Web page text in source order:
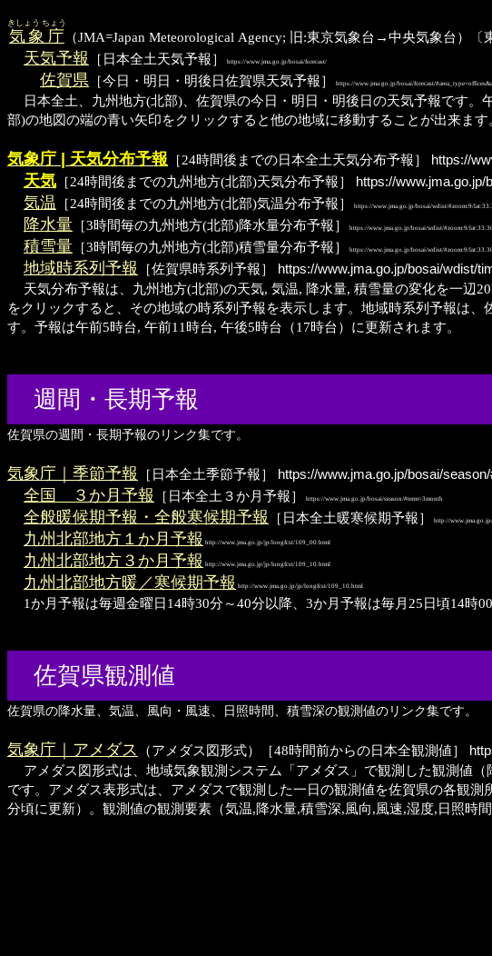
気象庁
きしょう ちょう
（JMA=Japan Meteorological Agency; 旧:東京気象台→中央気象台）〔
天気予報 ［日本全土天気予報］ https://www.jma.go.jp/bosai/forecast/
佐賀県 ［今日・明日・明後日佐賀県天気予報］ https://www.jma.go.jp/bosai/forecast/
日本全土、九州地方(北部)、佐賀県の今日・明日・明後日の天気予報です
部)の地図の端の青い矢印をクリックすると他の地域に移動することが出来ます
気象庁 | 天気分布予報 ［24時間後までの日本全土天気分布予報］ https://
天気 ［24時間後までの九州地方(北部)天気分布予報］ https://www.jma.go.jp/
気温 ［24時間後までの九州地方(北部)気温分布予報］ https://www.jma.go.jp/bosai/wdist/#zoom:9/
降水量 ［3時間毎の九州地方(北部)降水量分布予報］ https://www.jma.go.jp/bosai/wdist/#zoom:9/
積雪量 ［3時間毎の九州地方(北部)積雪量分布予報］ https://www.jma.go.jp/bosai/wdist/#zoom:9/
地域時系列予報 ［佐賀県時系列予報］ https://www.jma.go.jp/bosai/wdist/
天気分布予報は、九州地方(北部)の天気, 気温, 降水量, 積雪量の変化を一辺
をクリックすると、その地域の時系列予報を表示します。地域時系列予報は
す。予報は午前5時台, 午前11時台, 午後5時台（17時台）に更新されます。
週間・長期予報
佐賀県の週間・長期予報のリンク集です。
気象庁｜季節予報 ［日本全土季節予報］ https://www.jma.go.jp/bosai/
全国 ３か月予報 ［日本全土３か月予報］ https://www.jma.go.jp/bosai/season/#term=3month
全般暖候期予報・全般寒候期予報 ［日本全土暖寒候期予報］ http://
九州北部地方１か月予報 http://www.jma.go.jp/jp/longfcst/109_00.html
九州北部地方３か月予報 http://www.jma.go.jp/jp/longfcst/109_10.html
九州北部地方暖／寒候期予報 http://www.jma.go.jp/jp/longfcst/109_10.html
1か月予報は毎週金曜日14時30分～40分以降、3か月予報は毎月25日頃14時
佐賀県観測値
佐賀県の降水量、気温、風向・風速、日照時間、積雪深の観測値のリンク集です。
気象庁｜アメダス （アメダス図形式）［48時間前からの日本全観測値］
アメダス図形式は、地域気象観測システム「アメダス」で観測した観測値
です。アメダス表形式は、アメダスで観測した一日の観測値を佐賀県の各観
分頃に更新）。観測値の観測要素（気温,降水量,積雪深,風向,風速,湿度,日照時